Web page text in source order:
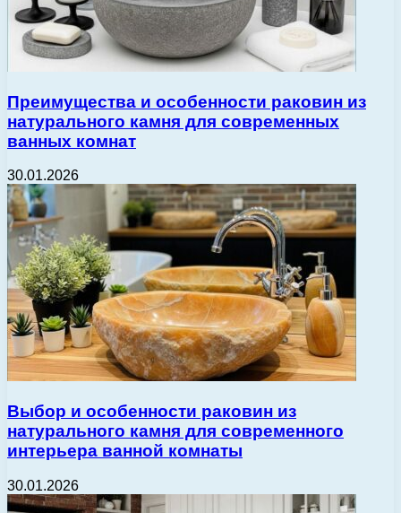
Преимущества и особенности раковин из
натурального камня для современных
ванных комнат
30.01.2026
Выбор и особенности раковин из
натурального камня для современного
интерьера ванной комнаты
30.01.2026